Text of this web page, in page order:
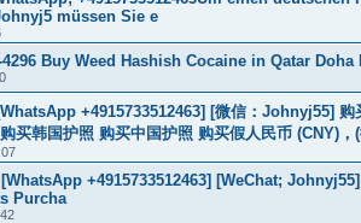
müssen Sie e
Buy Weed Hashish Cocaine in Qatar
+4915733512463] [微信：Johnyj55]
买韩国护照 购买中国护照 购买假人民币 (CNY)
+4915733512463] [WeChat;
Purcha